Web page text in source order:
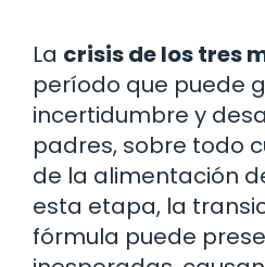
La crisis de los tres
período que puede
incertidumbre y
padres, sobre todo
de la alimentación
esta etapa, la
fórmula puede